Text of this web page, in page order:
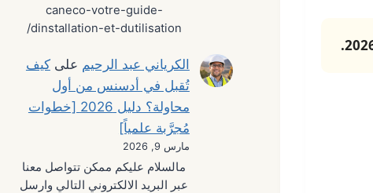
caneco-votre-guide-
dinstallation-et-dutilisation/
الكرياني عبد الرحيم علىكيف
تُقبل في أدسنس من أول
محاولة؟ دليل 2026 [خطوات
مُجرَّبة علمياً]
مارس 9, 2026
مالسلام عليكم ممكن تتواصل معنا
عبر البريد الالكتروني التالي وارسل